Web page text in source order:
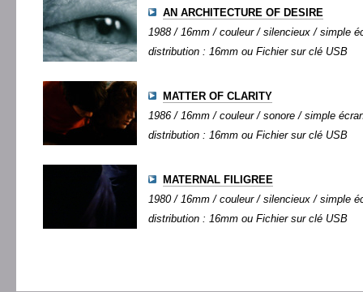
AN ARCHITECTURE OF DESIRE
1988 / 16mm / couleur / silencieux / simple
distribution : 16mm ou Fichier sur clé USB
MATTER OF CLARITY
1986 / 16mm / couleur / sonore / simple
distribution : 16mm ou Fichier sur clé USB
MATERNAL FILIGREE
1980 / 16mm / couleur / silencieux / simple
distribution : 16mm ou Fichier sur clé USB